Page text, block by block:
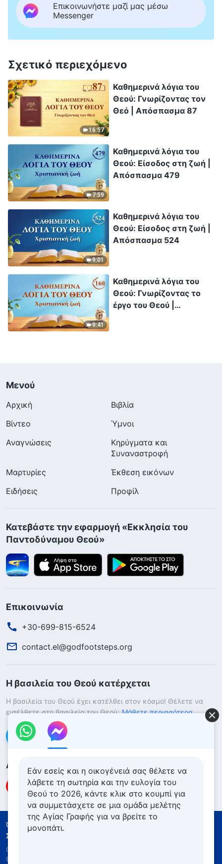
Επικοινωνήστε μαζί μας μέσω
Messenger
Σχετικό περιεχόμενο
16:57
Καθημερινά λόγια του
Θεού: Γνωρίζοντας τον
Θεό | Απόσπασμα 87
7:59
Καθημερινά λόγια του
Θεού: Είσοδος στη ζωή |
Απόσπασμα 479
9:01
Καθημερινά λόγια του
Θεού: Είσοδος στη ζωή |
Απόσπασμα 524
9:41
Καθημερινά λόγια του
Θεού: Γνωρίζοντας το
έργο του Θεού |
Μενού
Αρχική
Βιβλία
Βίντεο
Ύμνοι
Αναγνώσεις
Κηρύγματα και
Συναναστροφή
Μαρτυρίες
Έκθεση εικόνων
Ειδήσεις
Προφίλ
Κατεβάστε την εφαρμογή «Εκκλησία του
Παντοδύναμου Θεού»
Επικοινωνία
+30-699-815-6524
contact.el@godfootsteps.org
Η βασιλεία του Θεού κατέρχεται
Η βασιλεία του Θεού έχει κατέλθει στον κόσμο! Θέλετε να
εισέλθετε στη βασιλεία του Θεού; Μάθετε περισσότερα
Επικοινωνήστε μαζί μας μέσω Messenger
Ακολουθήστε μας
Όροι Χρήσης
Πολιτική απορρήτου
Συντελεστές
Copyright © 2026
Θεού
Εάν εσείς και η οικογένειά σας θέλετε να
λάβετε τη σωτηρία και την ευλογία του
Θεού το 2026, κάντε κλικ στο κουμπί για
να συμμετάσχετε σε μια ομάδα μελέτης
της Αγίας Γραφής για να βρείτε το
μονοπάτι.